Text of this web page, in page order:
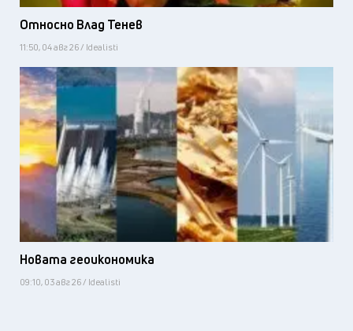
Относно Влад Тенев
11:50, 04 авг 26 / Idealisti
Новата геоикономика
09:10, 03 авг 26 / Idealisti